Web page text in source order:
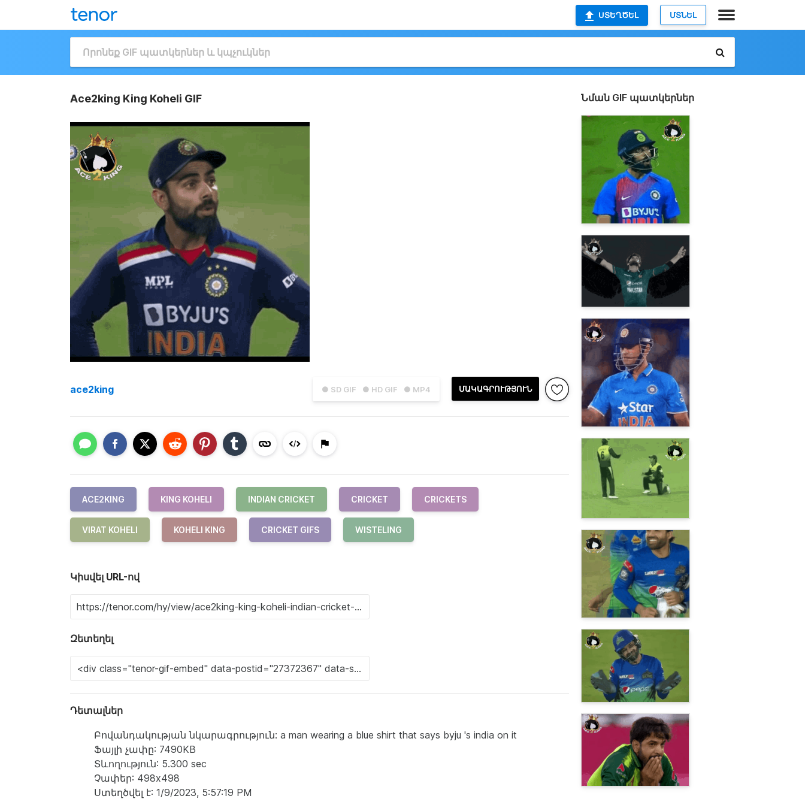
ՍՏԵՂԾԵԼ ՄՏՆԵԼ
Ace2king King Koheli GIF
● SD GIF ● HD GIF ● MP4 ՄԱԿԱԳՐՈՒԹՅՈՒՆ
ace2king
ACE2KING KING KOHELI INDIAN CRICKET CRICKET CRICKETS
VIRAT KOHELI KOHELI KING CRICKET GIFS WISTELING
Կիսվել URL-ով
Զետեղել
Դետալներ
Բովանդակության նկարագրություն: a man wearing a blue shirt that says byju 's india on it
Ֆայլի չափը: 7490KB
Տևողություն: 5.300 sec
Չափեր: 498x498
Ստեղծվել է: 1/9/2023, 5:57:19 PM
Նման GIF պատկերներ